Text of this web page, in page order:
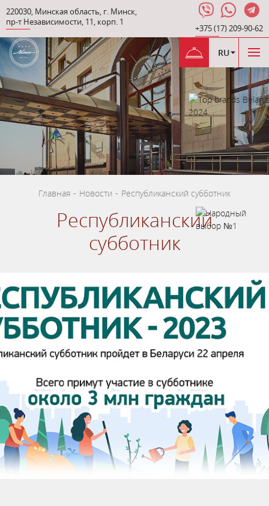
+375 (17) 209-90-62
220030, Минская область, г. Минск,
пр-т Независимости, 11, корп. 1
RU
Главная - Новости - Республиканский субботник
Республиканский
субботник